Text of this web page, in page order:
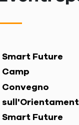
Smart Future
Camp
Convegno
Smart Future